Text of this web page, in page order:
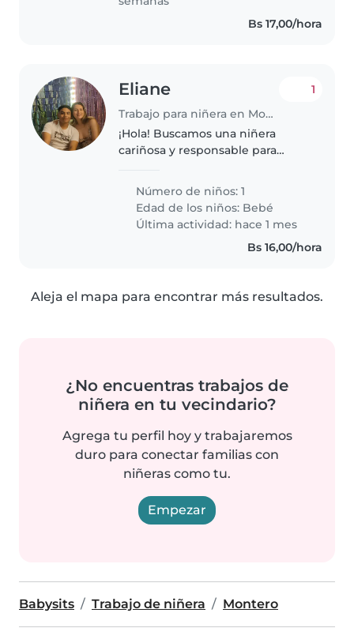
Bs 17,00/hora
Eliane
Trabajo para niñera en Montero
1
¡Hola! Buscamos una niñera
cariñosa y responsable para
encantaría alguien que se sienta
cómodo/a co
Número de niños: 1
Edad de los niños: Bebé
Última actividad: hace 1 mes
Bs 16,00/hora
Aleja el mapa para encontrar más resultados.
¿No encuentras trabajos de
niñera en tu vecindario?
Agrega tu perfil hoy y trabajaremos
duro para conectar familias con
niñeras como tu.
Empezar
Babysits Trabajo de niñera Montero